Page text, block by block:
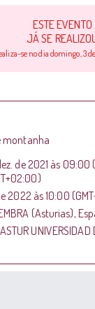
ESTE EVENTO
JÁ SE
se no dia domingo, 3
montanha
de 2021 às 09:00
2022 às10:00
(Asturias),
UNIVERSIDAD